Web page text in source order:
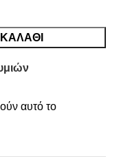
αυτό το